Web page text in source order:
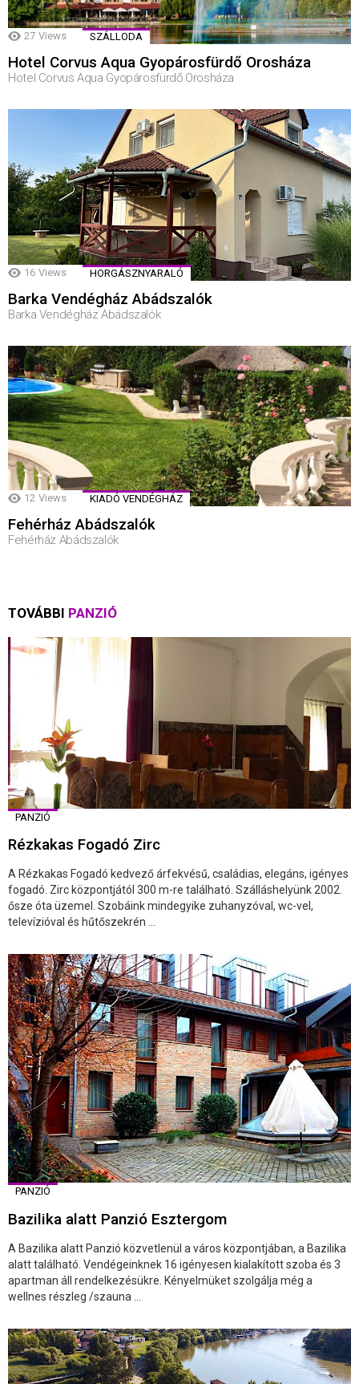
27 Views SZÁLLODA
Hotel Corvus Aqua Gyopárosfürdő Orosháza
Hotel Corvus Aqua Gyopárosfürdő Orosháza
16 Views HORGÁSZNYARALÓ
Barka Vendégház Abádszalók
Barka Vendégház Abádszalók
12 Views KIADÓ VENDÉGHÁZ
Fehérház Abádszalók
Fehérház Abádszalók
TOVÁBBI PANZIÓ
PANZIÓ
Rézkakas Fogadó Zirc
A Rézkakas Fogadó kedvező árfekvésű, családias, elegáns, igényes
fogadó. Zirc központjától 300 m-re található. Szálláshelyünk 2002.
ősze óta üzemel. Szobáink mindegyike zuhanyzóval, wc-vel,
televízióval és hűtőszekrén ...
PANZIÓ
Bazilika alatt Panzió Esztergom
A Bazilika alatt Panzió közvetlenül a város központjában, a Bazilika
alatt található. Vendégeinknek 16 igényesen kialakított szoba és 3
apartman áll rendelkezésükre. Kényelmüket szolgálja még a
wellnes részleg /szauna ...